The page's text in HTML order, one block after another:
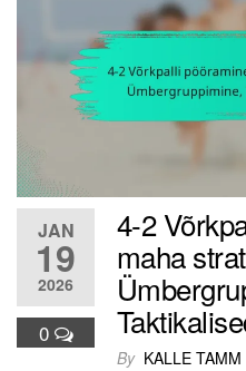
JAN
19
2026
0
4-2
maha
By KALLE TAMM